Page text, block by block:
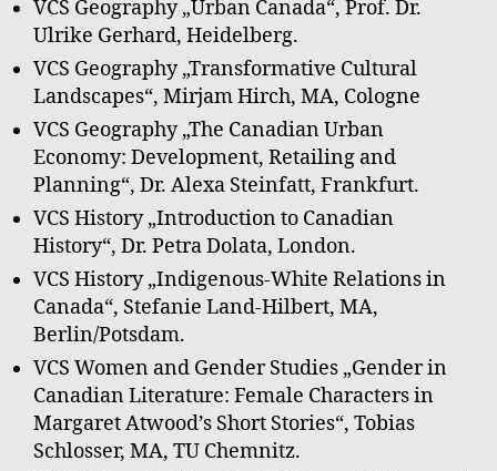
VCS Geography „Urban Canada“, Prof. Dr.
Ulrike Gerhard, Heidelberg.
VCS Geography „Transformative Cultural
Landscapes“, Mirjam Hirch, MA, Cologne
VCS Geography „The Canadian Urban
Economy: Development, Retailing and
Planning“, Dr. Alexa Steinfatt, Frankfurt.
VCS History „Introduction to Canadian
History“, Dr. Petra Dolata, London.
VCS History „Indigenous-White Relations in
Canada“, Stefanie Land-Hilbert, MA,
Berlin/Potsdam.
VCS Women and Gender Studies „Gender in
Canadian Literature: Female Characters in
Margaret Atwood’s Short Stories“, Tobias
Schlosser, MA, TU Chemnitz.